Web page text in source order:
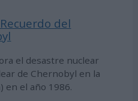
del
el desastre nuclear
de Chernobyl en la
en el año 1986.